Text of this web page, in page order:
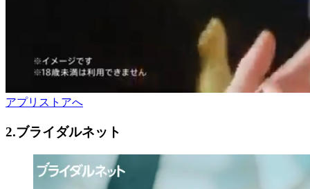
アプリストアへ
2.ブライダルネット